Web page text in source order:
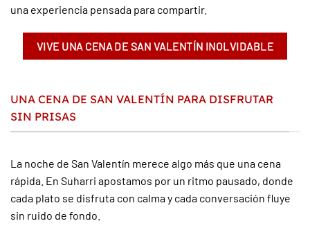
una experiencia pensada para compartir.
VIVE UNA CENA DE SAN VALENTÍN INOLVIDABLE
UNA CENA DE SAN VALENTÍN PARA DISFRUTAR
SIN PRISAS
La noche de San Valentín merece algo más que una cena
rápida. En Suharri apostamos por un ritmo pausado, donde
cada plato se disfruta con calma y cada conversación fluye
sin ruido de fondo.